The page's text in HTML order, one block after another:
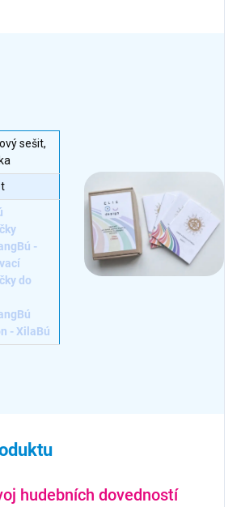
sešit,
-
do
- XilaBú
hudebních dovedností